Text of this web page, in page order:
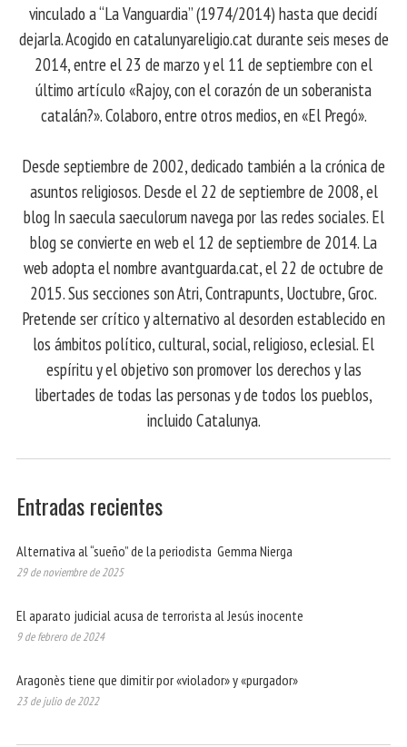
vinculado a “La Vanguardia” (1974/2014) hasta que decidí
dejarla. Acogido en catalunyareligio.cat durante seis meses de
2014, entre el 23 de marzo y el 11 de septiembre con el
último artículo «Rajoy, con el corazón de un soberanista
catalán?». Colaboro, entre otros medios, en «El Pregó».
Desde septiembre de 2002, dedicado también a la crónica de
asuntos religiosos. Desde el 22 de septiembre de 2008, el
blog In saecula saeculorum navega por las redes sociales. El
blog se convierte en web el 12 de septiembre de 2014. La
web adopta el nombre avantguarda.cat, el 22 de octubre de
2015. Sus secciones son Atri, Contrapunts, Uoctubre, Groc.
Pretende ser crítico y alternativo al desorden establecido en
los ámbitos político, cultural, social, religioso, eclesial. El
espíritu y el objetivo son promover los derechos y las
libertades de todas las personas y de todos los pueblos,
incluido Catalunya.
Entradas recientes
Alternativa al “sueño” de la periodista Gemma Nierga
29 de noviembre de 2025
El aparato judicial acusa de terrorista al Jesús inocente
9 de febrero de 2024
Aragonès tiene que dimitir por «violador» y «purgador»
23 de julio de 2022